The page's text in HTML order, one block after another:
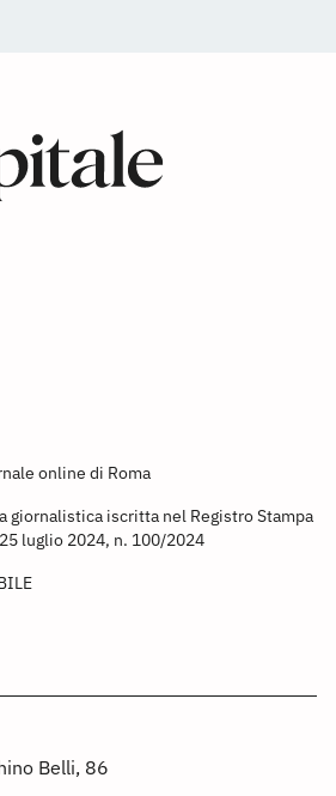
online di Roma
giornalistica iscritta nel Registro Stampa
luglio 2024, n. 100/2024
Belli, 86